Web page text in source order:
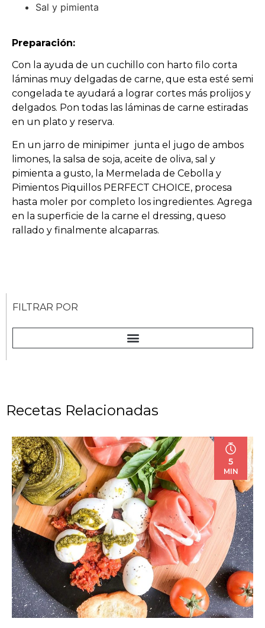
Sal y pimienta
Preparación:
Con la ayuda de un cuchillo con harto filo corta
láminas muy delgadas de carne, que esta esté semi
congelada te ayudará a lograr cortes más prolijos y
delgados. Pon todas las láminas de carne estiradas
en un plato y reserva.
En un jarro de minipimer junta el jugo de ambos
limones, la salsa de soja, aceite de oliva, sal y
pimienta a gusto, la Mermelada de Cebolla y
Pimientos Piquillos PERFECT CHOICE, procesa
hasta moler por completo los ingredientes. Agrega
en la superficie de la carne el dressing, queso
rallado y finalmente alcaparras.
FILTRAR POR
Recetas Relacionadas
5
MIN